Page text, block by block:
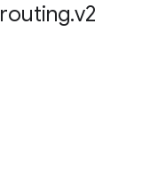
routing.v2